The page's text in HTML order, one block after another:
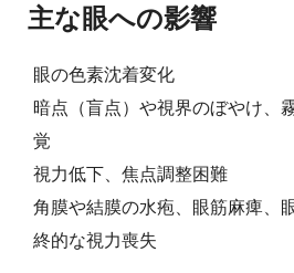
主な眼への影響
眼の色素沈着変化
暗点（盲点）や視界のぼやけ、
覚
視力低下、焦点調整困難
角膜や結膜の水疱、眼筋麻痺、
終的な視力喪失